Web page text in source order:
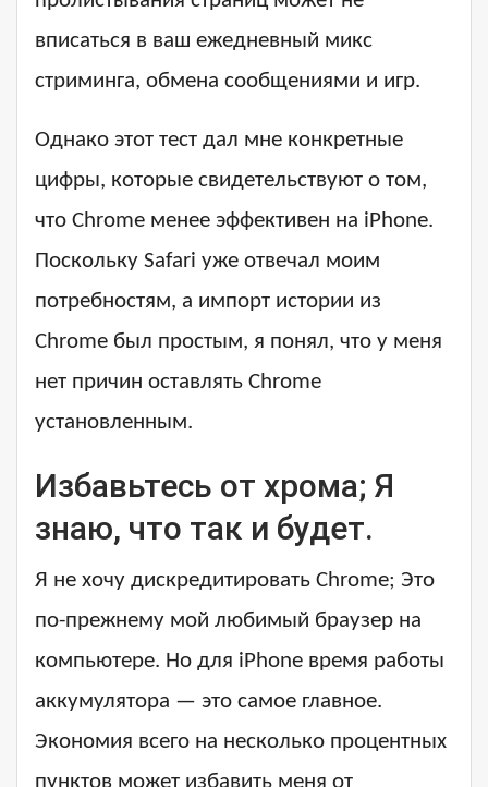
вписаться в ваш ежедневный микс
стриминга, обмена сообщениями и игр.
Однако этот тест дал мне конкретные
цифры, которые свидетельствуют о том,
что Chrome менее эффективен на iPhone.
Поскольку Safari уже отвечал моим
потребностям, а импорт истории из
Chrome был простым, я понял, что у меня
нет причин оставлять Chrome
установленным.
Избавьтесь от хрома; Я
знаю, что так и будет.
Я не хочу дискредитировать Chrome; Это
по-прежнему мой любимый браузер на
компьютере. Но для iPhone время работы
аккумулятора — это самое главное.
Экономия всего на несколько процентных
пунктов может избавить меня от